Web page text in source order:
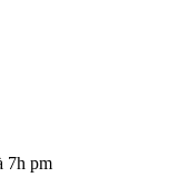
7h pm